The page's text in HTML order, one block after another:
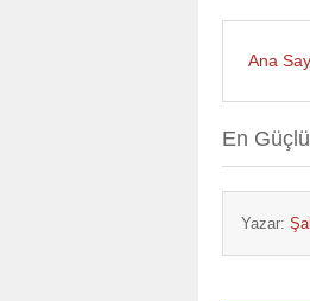
Ana
En
Yazar: